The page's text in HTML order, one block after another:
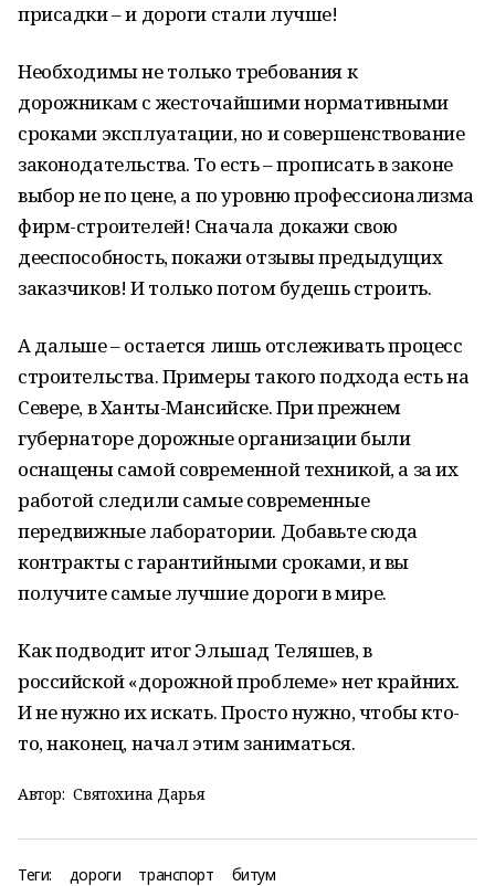
присадки – и дороги стали лучше!
Необходимы не только требования к
дорожникам с жесточайшими нормативными
сроками эксплуатации, но и совершенствование
законодательства. То есть – прописать в законе
выбор не по цене, а по уровню профессионализма
фирм-строителей! Сначала докажи свою
дееспособность, покажи отзывы предыдущих
заказчиков! И только потом будешь строить.
А дальше – остается лишь отслеживать процесс
строительства. Примеры такого подхода есть на
Севере, в Ханты-Мансийске. При прежнем
губернаторе дорожные организации были
оснащены самой современной техникой, а за их
работой следили самые современные
передвижные лаборатории. Добавьте сюда
контракты с гарантийными сроками, и вы
получите самые лучшие дороги в мире.
Как подводит итог Эльшад Теляшев, в
российской «дорожной проблеме» нет крайних.
И не нужно их искать. Просто нужно, чтобы кто-
то, наконец, начал этим заниматься.
Автор: Святохина Дарья
Теги: дороги транспорт битум